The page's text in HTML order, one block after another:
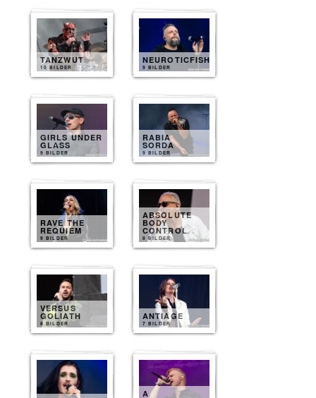
TANZWUT
10 BILDER
NEUROTICFISH
9 BILDER
GIRLS UNDER
GLASS
9 BILDER
RABIA
SORDA
9 BILDER
RAVE THE
REQUIEM
9 BILDER
ABSOLUTE
BODY
CONTROL
8 BILDER
VERSUS
GOLIATH
8 BILDER
ANTIAGE
7 BILDER
A